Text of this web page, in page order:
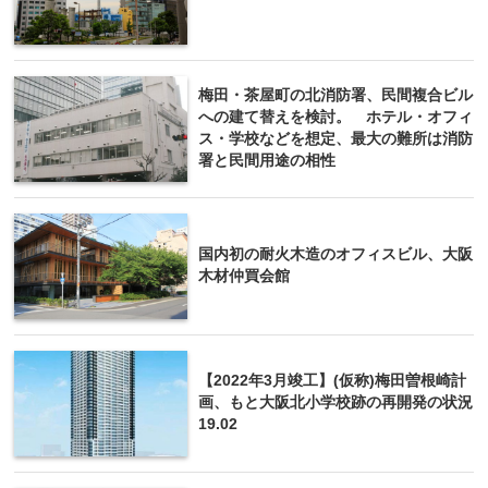
梅田・茶屋町の北消防署、民間複合ビル
への建て替えを検討。 ホテル・オフィ
ス・学校などを想定、最大の難所は消防
署と民間用途の相性
国内初の耐火木造のオフィスビル、大阪
木材仲買会館
【2022年3月竣工】(仮称)梅田曽根崎計
画、もと大阪北小学校跡の再開発の状況
19.02